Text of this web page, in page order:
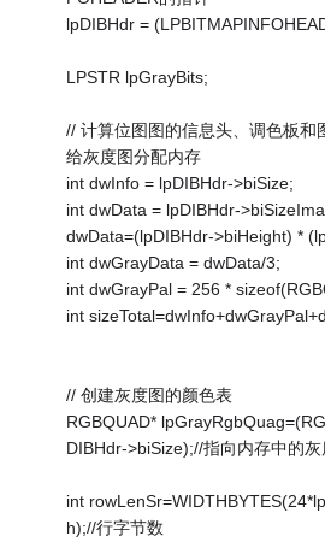
lpDIBHdr =
LPSTR lpGrayBits;
// 计算位图图的信息头、调色板和
给灰度图分配内存
int dwInfo = lpDIBHdr->biSize;
int dwData = lpDIBHdr-
dwData=(lpDIBHdr->biHeight) *
int dwGrayData = dwData/3;
int dwGrayPal = 256 *
int
// 创建灰度图的颜色表
RGBQUAD*
DIBHdr->biSize);//指向内存中的灰
int
h);//行字节数